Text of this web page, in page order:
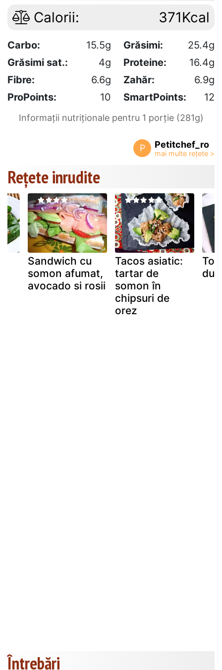
Calorii: 371Kcal
Carbo: 15.5g Grăsimi:
25.4g
Grăsimi sat.:
4g Proteine:
16.4g
Fibre:
6.6g Zahăr:
6.9g
ProPoints:
10 SmartPoints: 12
Informații nutriționale pentru 1 porție (281g)
P Petitchef_ro
Rețete inrudite
Sandwich cu
somon afumat,
avocado si rosii
Tacos asiatic:
tartar de
somon în
chipsuri de
orez
Întrebări